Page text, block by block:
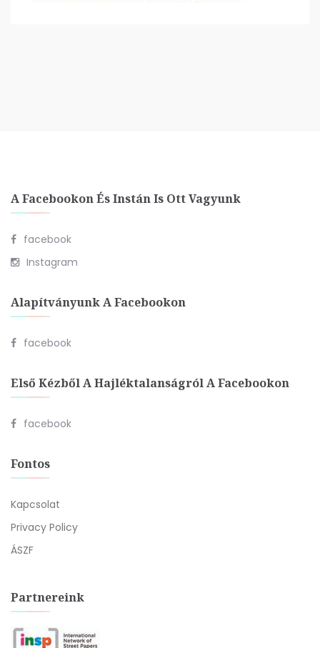
A Facebookon És Instán Is Ott Vagyunk
facebook
Instagram
Alapítványunk A Facebookon
facebook
Első Kézből A Hajléktalanságról A Facebookon
facebook
Fontos
Kapcsolat
Privacy Policy
ÁSZF
Partnereink